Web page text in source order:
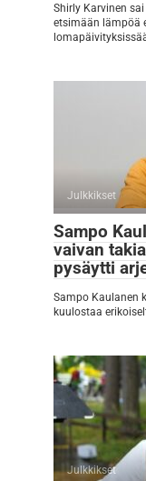
Shirly Karvinen
etsimään lämpöä
Julkkikset
Sampo
vaivan
pysäytti
Sampo Kaulanen
kuulostaa
Julkkikset